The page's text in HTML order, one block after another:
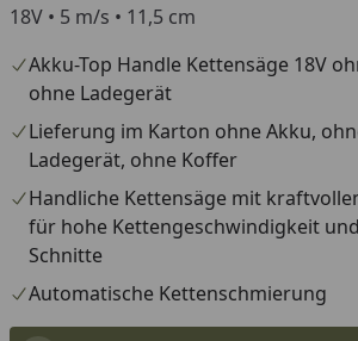
18V • 5 m/s • 11,5 cm
Akku-Top Handle Kettensäge 18V
ohne Ladegerät
Lieferung im Karton ohne Akku,
Ladegerät, ohne Koffer
Handliche Kettensäge mit
für hohe Kettengeschwindigkeit
Schnitte
Automatische Kettenschmierung